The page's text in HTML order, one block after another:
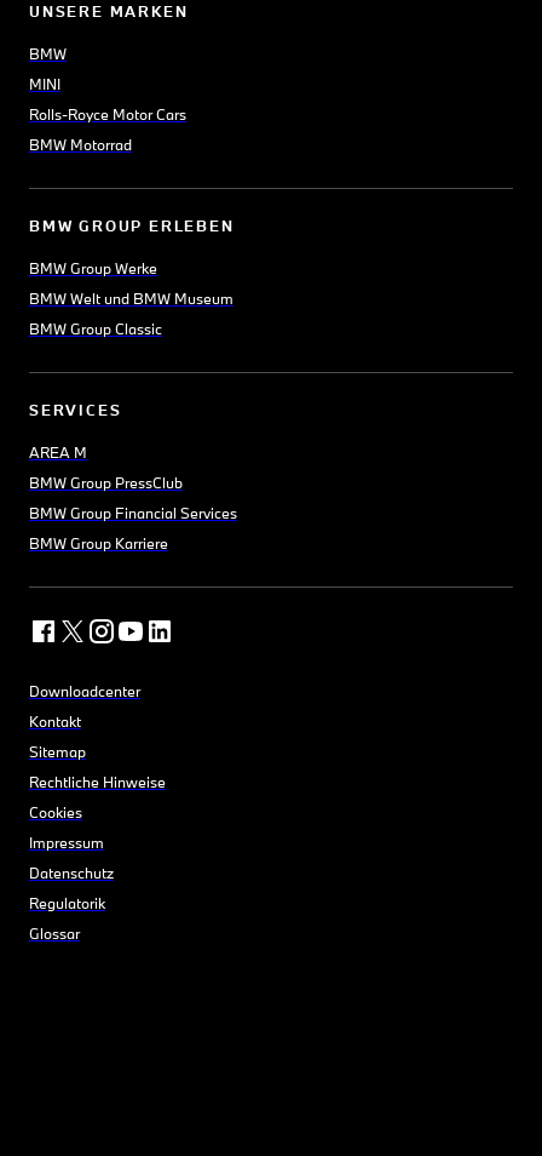
UNSERE MARKEN
BMW
MINI
Rolls-Royce Motor Cars
BMW Motorrad
BMW GROUP ERLEBEN
BMW Group Werke
BMW Welt und BMW Museum
BMW Group Classic
SERVICES
AREA M
BMW Group PressClub
BMW Group Financial Services
BMW Group Karriere
Downloadcenter
Kontakt
Sitemap
Rechtliche Hinweise
Cookies
Impressum
Datenschutz
Regulatorik
Glossar